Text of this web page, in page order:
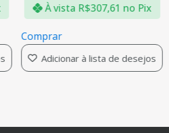
À vistaR$307,61no Pix
Comprar
Adicionar à lista de desejos